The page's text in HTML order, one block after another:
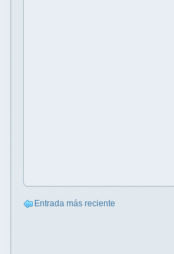
Entrada más reciente